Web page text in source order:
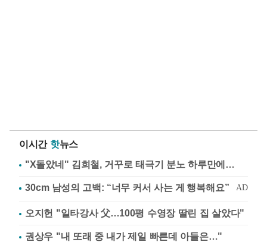
이시간 핫뉴스
"X돌았네" 김희철, 거꾸로 태극기 분노 하루만에…
오지헌 "일타강사 父…100평 수영장 딸린 집 살았다"
권상우 "내 또래 중 내가 제일 빠른데 아들은…"